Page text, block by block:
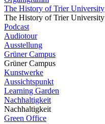
The History of Trier University
The History of Trier University
Podcast
Audiotour
Ausstellung
Grüner Campus
Grüner Campus
Kunstwerke
Aussichtspunkt
Learning Garden
Nachhaltigkeit
Nachhaltigkeit
Green Office